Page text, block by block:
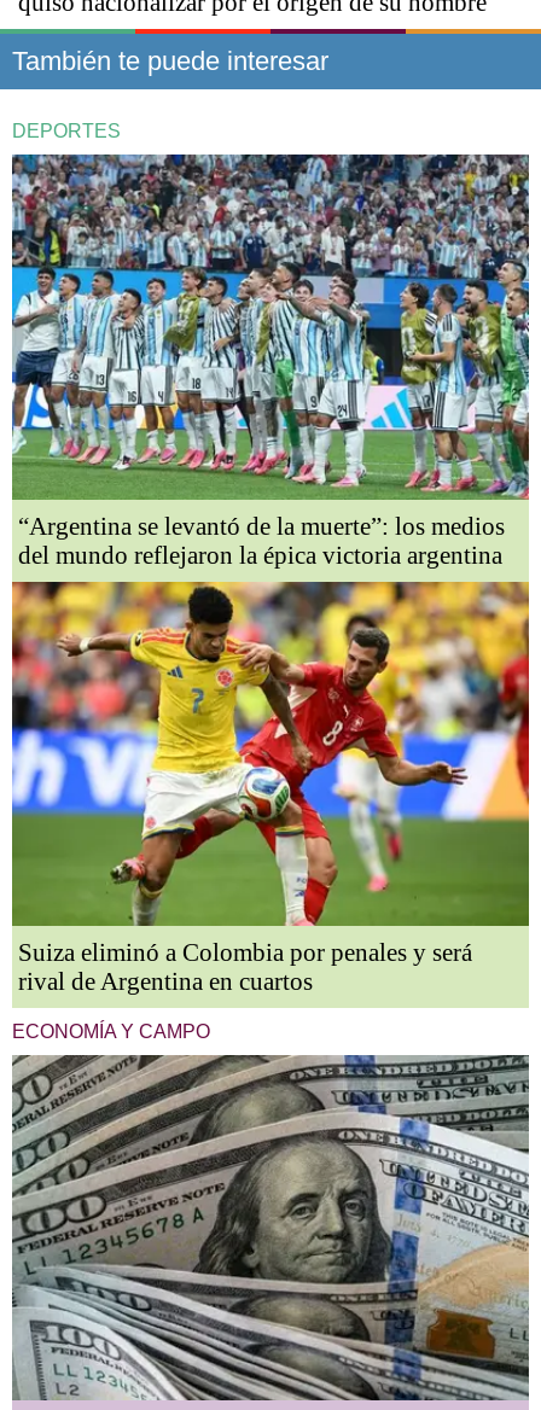
También te puede interesar
DEPORTES
“Argentina se levantó de la muerte”: los medios
del mundo reflejaron la épica victoria argentina
Suiza eliminó a Colombia por penales y será
rival de Argentina en cuartos
ECONOMÍA Y CAMPO